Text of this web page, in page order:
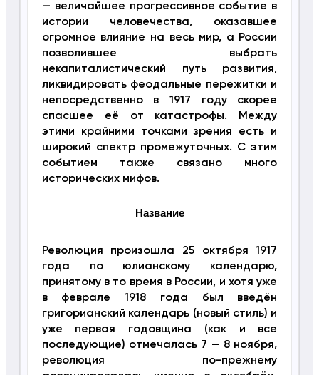
— величайшее прогрессивное событие в
истории человечества, оказавшее
огромное влияние на весь мир, а России
позволившее выбрать
некапиталистический путь развития,
ликвидировать феодальные пережитки и
непосредственно в 1917 году скорее
спасшее её от катастрофы. Между
этими крайними точками зрения есть и
широкий спектр промежуточных. С этим
событием также связано много
исторических мифов.
Название
Революция произошла 25 октября 1917
года по юлианскому календарю,
принятому в то время в России, и хотя уже
в феврале 1918 года был введён
григорианский календарь (новый стиль) и
уже первая годовщина (как и все
последующие) отмечалась 7 — 8 ноября,
революция по-прежнему